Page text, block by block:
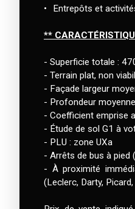
Entrepôts et
**
- Superficie totale :
- Terrain plat, non
- Façade largeur
- Profondeur
- Coefficient emprise
- Étude de sol G1 à
- PLU : zone UXa
- Arrêts de bus à pied
- À proximité
(Leclerc, Darty, Picard,